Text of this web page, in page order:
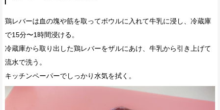
鶏レバーは血の塊や筋を取ってボウルに入れて牛乳に浸し、冷蔵庫
で15分〜1時間浸ける。
冷蔵庫から取り出した鶏レバーをザルにあけ、牛乳から引き上げて
流水で洗う。
キッチンペーパーでしっかり水気を拭く。